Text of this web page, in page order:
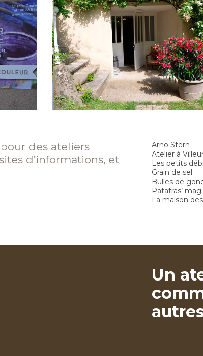
des ateliers
d’informations, et
Arno Stern
Atelier à
Les petits
Grain de sel
Bulles de
Patatras’ mag
La maison
Un